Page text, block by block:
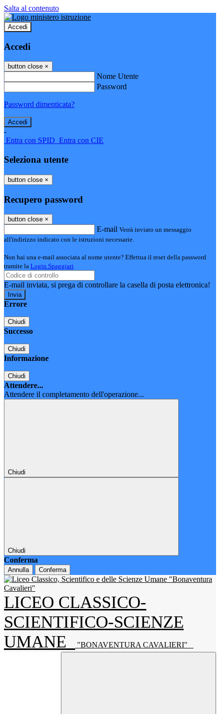
Salta al contenuto
Accedi
Accedi
button close ×
Nome Utente
Password
Password dimenticata?
-
Entra con SPID Entra con CIE
Seleziona utente
button close ×
Recupero password
button close ×
E-mail Verrà inviato un messaggio
all'indirizzo indicato con le istruzioni necessarie.
Non hai una e-mail associata al nome utente? Effettua il reset della password
tramite la Login Spaggiari
E-mail inviata, si prega di controllare la casella di posta elettronica!
Errore
Chiudi
Successo
Chiudi
Informazione
Chiudi
Attendere...
Attendere il completamento dell'operazione...
Chiudi
Chiudi
Conferma
Annulla Conferma
LICEO CLASSICO-
SCIENTIFICO-SCIENZE
UMANE
"BONAVENTURA CAVALIERI"